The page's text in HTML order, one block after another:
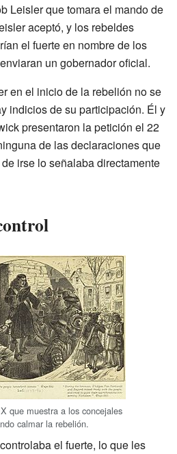
Leisler que tomara el mando de
aceptó, y los rebeldes
el fuerte en nombre de los
un gobernador oficial.
en el inicio de la rebelión no se
indicios de su participación. Él y
presentaron la petición el 22
de las declaraciones que
irse lo señalaba directamente
que muestra a los concejales
calmar la rebelión.
el fuerte, lo que les